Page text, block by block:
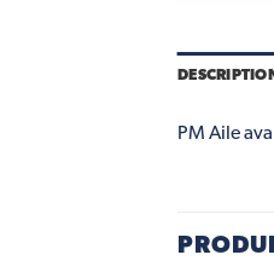
PM Aile